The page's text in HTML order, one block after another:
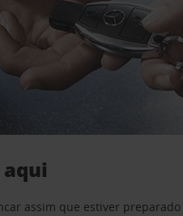
assim que estiver